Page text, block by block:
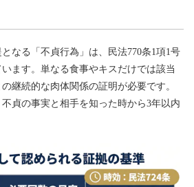
なる「不貞行為」は、民法770条1項1号
ます。単なる食事やキスだけでは該当
継続的な肉体関係の証明が必要です。
貞の事実と相手を知った時から3年以内